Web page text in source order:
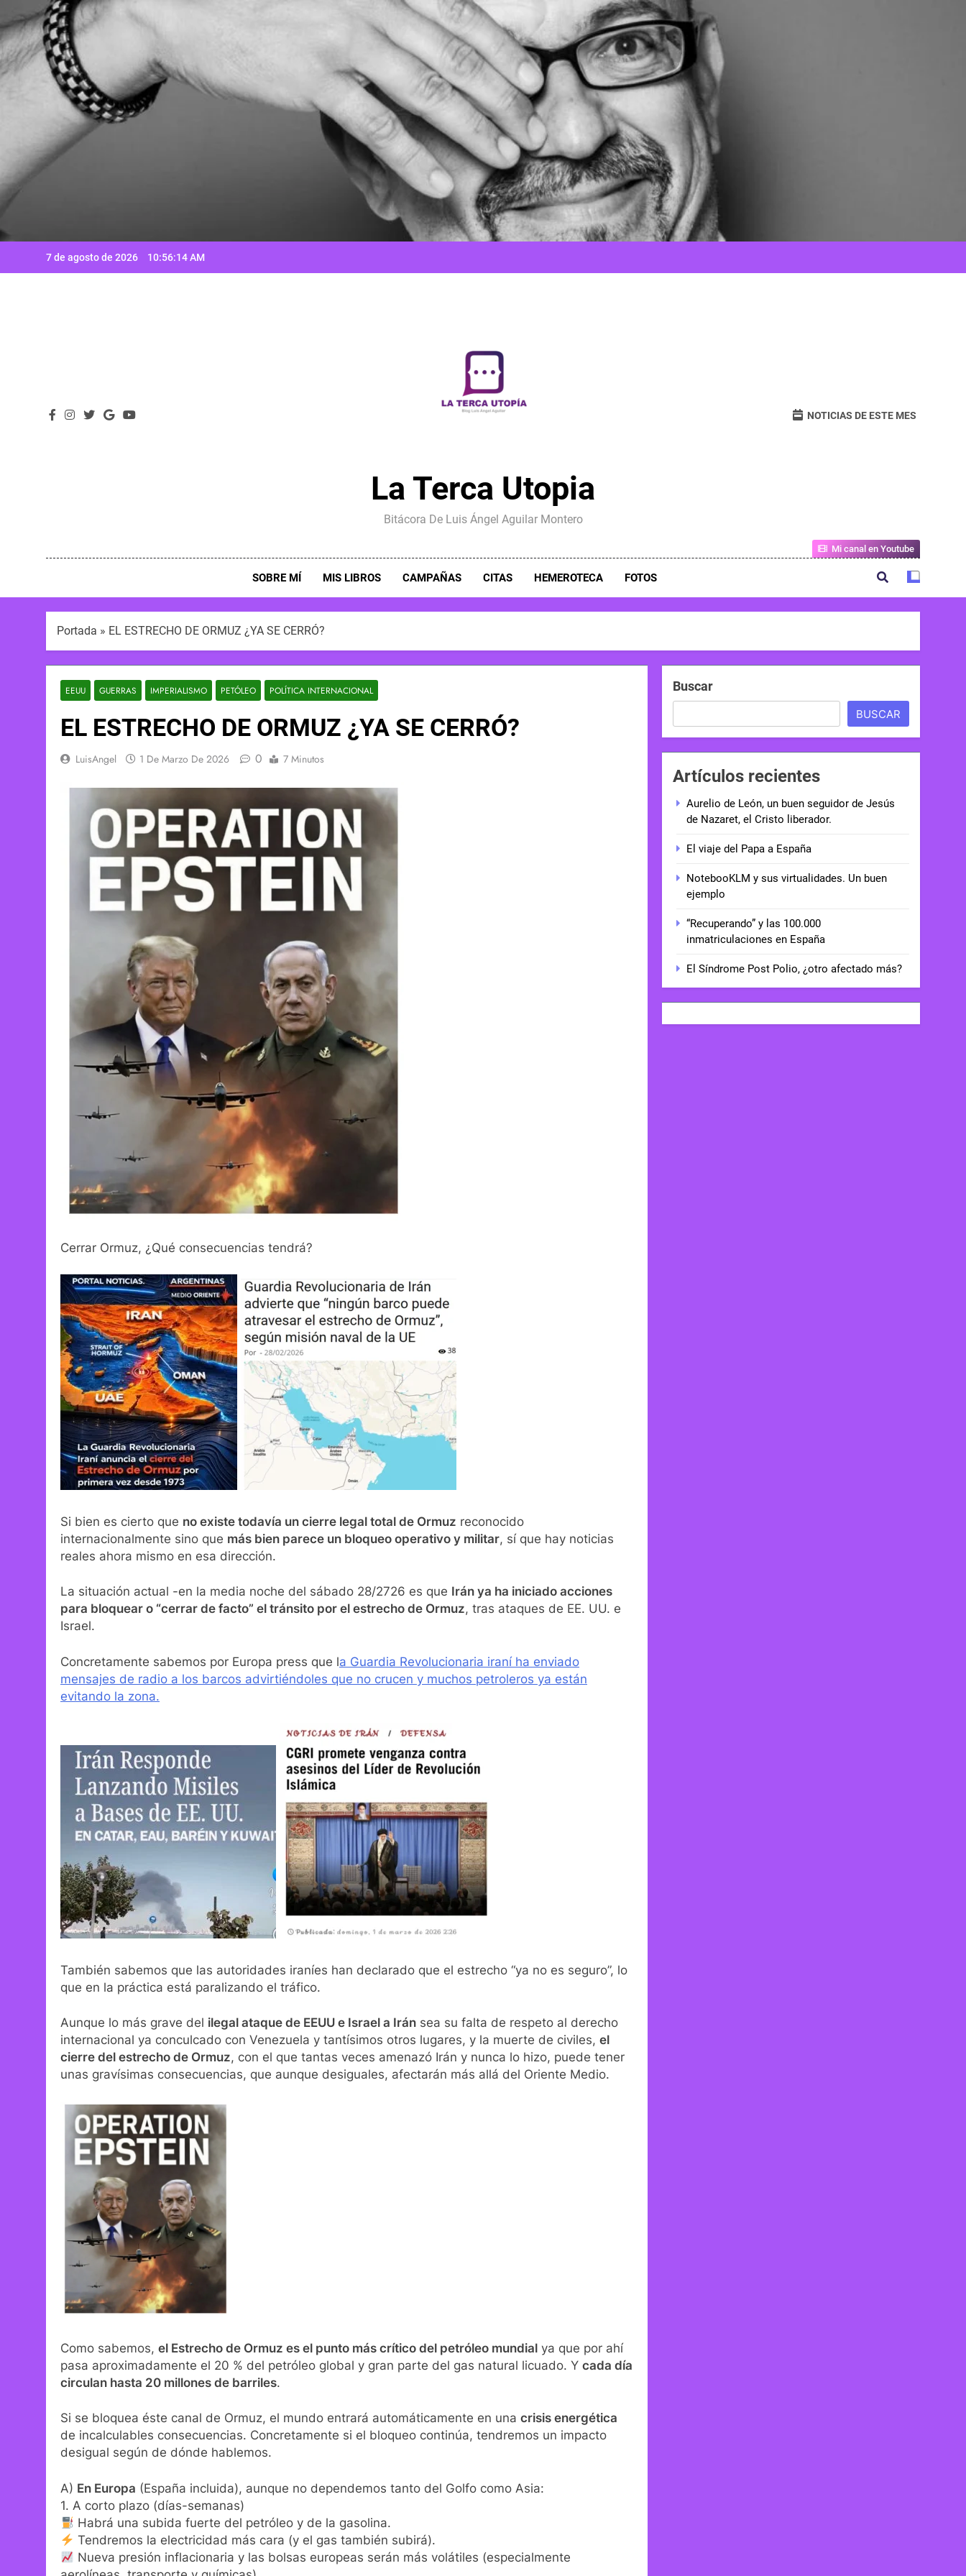
al
contenido
7 de agosto de 2026 10:56:16 AM
La Terca Utopia
Bitácora De Luis Ángel Aguilar Montero
NOTICIAS DE ESTE MES
SOBRE MÍ MIS LIBROS CAMPAÑAS CITAS HEMEROTECA FOTOS
Mi canal en Youtube
Portada » EL ESTRECHO DE ORMUZ ¿YA SE CERRÓ?
EEUU GUERRAS IMPERIALISMO PETÓLEO POLÍTICA INTERNACIONAL
EL ESTRECHO DE ORMUZ ¿YA SE CERRÓ?
LuisAngel 1 De Marzo De 2026 0 7 Minutos
Cerrar Ormuz, ¿Qué consecuencias tendrá?
Si bien es cierto que no existe todavía un cierre legal total de Ormuz reconocido
internacionalmente sino que más bien parece un bloqueo operativo y militar, sí que hay noticias
reales ahora mismo en esa dirección.
La situación actual -en la media noche del sábado 28/2726 es que Irán ya ha iniciado acciones
para bloquear o “cerrar de facto” el tránsito por el estrecho de Ormuz, tras ataques de EE. UU. e
Israel.
Concretamente sabemos por Europa press que la Guardia Revolucionaria iraní ha enviado
mensajes de radio a los barcos advirtiéndoles que no crucen y muchos petroleros ya están
evitando la zona.
También sabemos que las autoridades iraníes han declarado que el estrecho “ya no es seguro”, lo
que en la práctica está paralizando el tráfico.
Aunque lo más grave del ilegal ataque de EEUU e Israel a Irán sea su falta de respeto al derecho
internacional ya conculcado con Venezuela y tantísimos otros lugares, y la muerte de civiles, el
cierre del estrecho de Ormuz, con el que tantas veces amenazó Irán y nunca lo hizo, puede tener
unas gravísimas consecuencias, que aunque desiguales, afectarán más allá del Oriente Medio.
Como sabemos, el Estrecho de Ormuz es el punto más crítico del petróleo mundial ya que por ahí
pasa aproximadamente el 20 % del petróleo global y gran parte del gas natural licuado. Y cada día
circulan hasta 20 millones de barriles.
Si se bloquea éste canal de Ormuz, el mundo entrará automáticamente en una crisis energética
de incalculables consecuencias. Concretamente si el bloqueo continúa, tendremos un impacto
desigual según de dónde hablemos.
A) En Europa (España incluida), aunque no dependemos tanto del Golfo como Asia:
1. A corto plazo (días-semanas)
Habrá una subida fuerte del petróleo y de la gasolina.
Tendremos la electricidad más cara (y el gas también subirá).
Nueva presión inflacionaria y las bolsas europeas serán más volátiles (especialmente
Buscar
BUSCAR
Artículos recientes
Aurelio de León, un buen seguidor de Jesús
de Nazaret, el Cristo liberador.
El viaje del Papa a España
NotebooKLM y sus virtualidades. Un buen
ejemplo
“Recuperando” y las 100.000
inmatriculaciones en España
El Síndrome Post Polio, ¿otro afectado más?